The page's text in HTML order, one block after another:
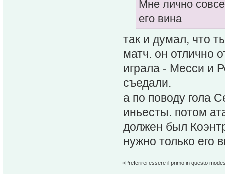
Мне лично
его вина
так и думал, что
матч. он отлично
играла - Месси и
съедали.
а по поводу гола
иньесты. потом
должен был
нужно только его
«Preferirei essere il primo in questo